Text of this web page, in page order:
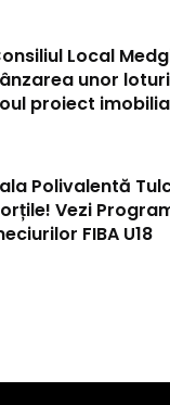
Local
unor
proiect
Polivalentă
Vezi
FIBA U18